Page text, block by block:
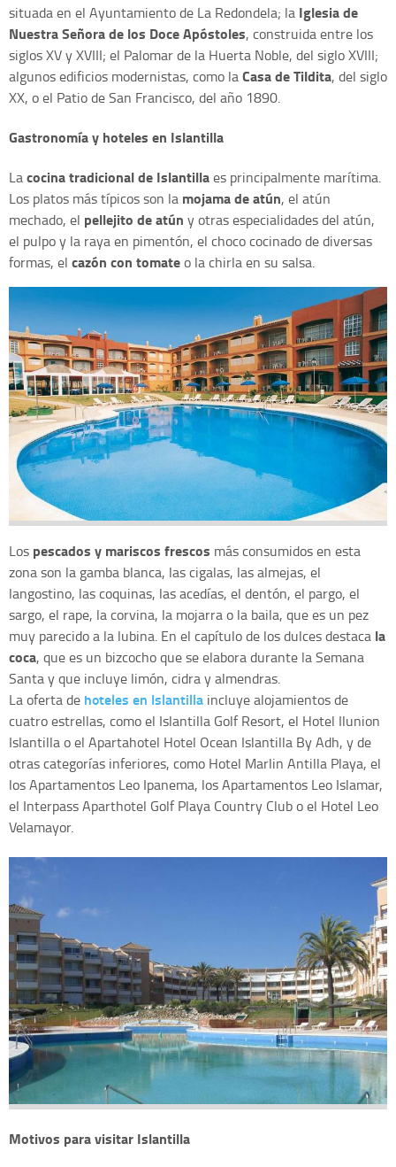
situada en el Ayuntamiento de La Redondela; la Iglesia de
Nuestra Señora de los Doce Apóstoles, construida entre los
siglos XV y XVIII; el Palomar de la Huerta Noble, del siglo XVIII;
algunos edificios modernistas, como laCasa de Tildita, del siglo
XX, o el Patio de San Francisco, del año 1890.
Gastronomía y hoteles en Islantilla
Lacocina tradicional de Islantillaes principalmente marítima.
Los platos más típicos son la mojama de atún, el atún
mechado, el pellejito de atún y otras especialidades del atún,
el pulpo y la raya en pimentón, el choco cocinado de diversas
formas, el cazón con tomateo la chirla en su salsa.
Los pescados y mariscos frescos más consumidos en esta
zona son la gamba blanca, las cigalas, las almejas, el
langostino, las coquinas, las acedías, el dentón, el pargo, el
sargo, el rape, la corvina, la mojarra o la baila, que es un pez
muy parecido a la lubina. En el capítulo de los dulces destaca la
coca, que es un bizcocho que se elabora durante la Semana
Santa y que incluye limón, cidra y almendras.
La oferta de hoteles en Islantilla incluye alojamientos de
cuatro estrellas, como el Islantilla Golf Resort, el Hotel Ilunion
Islantilla o el Apartahotel Hotel Ocean Islantilla By Adh, y de
otras categorías inferiores, como Hotel Marlin Antilla Playa, el
los Apartamentos Leo Ipanema, los Apartamentos Leo Islamar,
el Interpass Aparthotel Golf Playa Country Club o el Hotel Leo
Velamayor.
Motivos para visitar Islantilla